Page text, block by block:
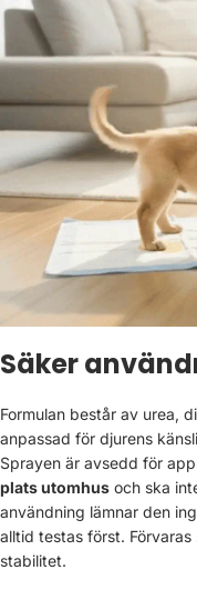
Säker
Formulan består av urea,
anpassad för djurens
Sprayen är avsedd för
plats utomhus och ska
användning lämnar den
alltid testas först.
stabilitet.